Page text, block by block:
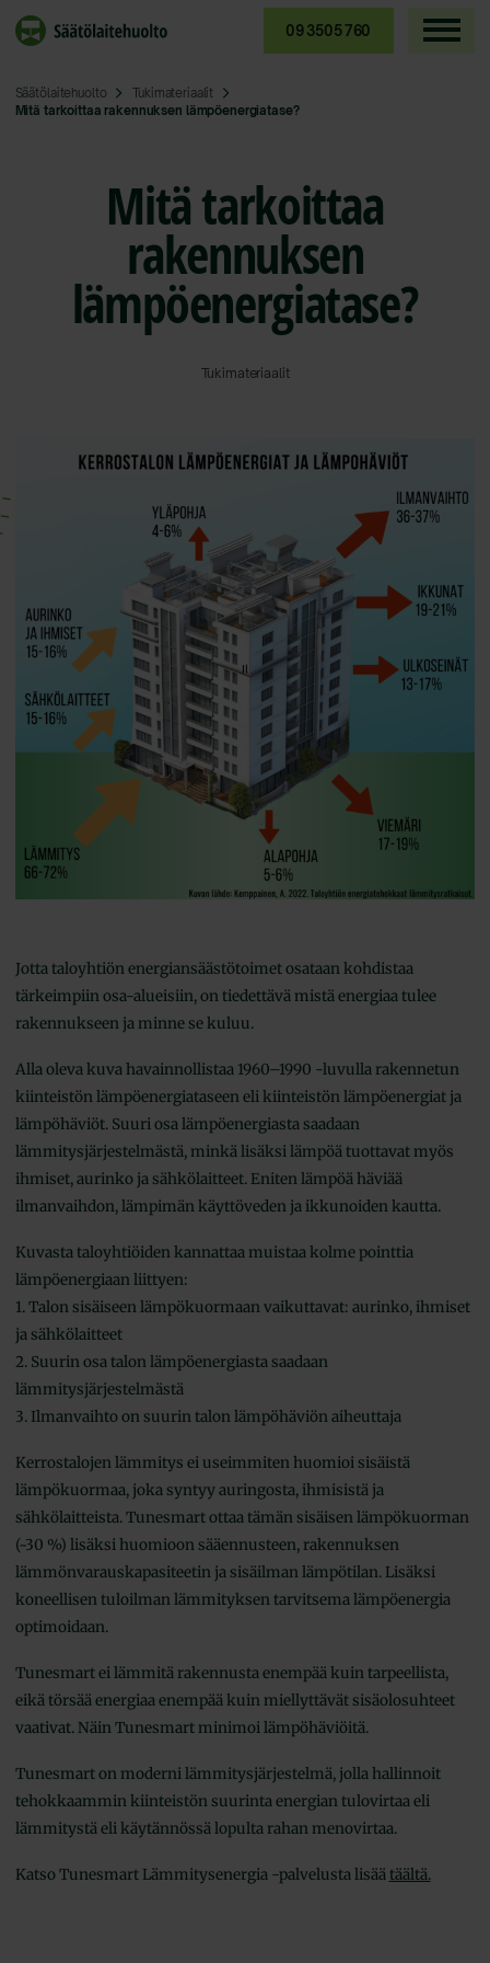
sisältöön
09 3505 760
Mitä tarkoittaa
rakennuksen
lämpöenergiatase?
Tukimateriaalit
Jotta taloyhtiön energiansäästötoimet osataan kohdistaa
tärkeimpiin osa-alueisiin, on tiedettävä mistä energiaa tulee
rakennukseen ja minne se kuluu.
Alla oleva kuva havainnollistaa 1960–1990 -luvulla rakennetun
kiinteistön lämpöenergiataseen eli kiinteistön lämpöenergiat ja
lämpöhäviöt. Suuri osa lämpöenergiasta saadaan
lämmitysjärjestelmästä, minkä lisäksi lämpöä tuottavat myös
ihmiset, aurinko ja sähkölaitteet. Eniten lämpöä häviää
ilmanvaihdon, lämpimän käyttöveden ja ikkunoiden kautta.
Kuvasta taloyhtiöiden kannattaa muistaa kolme pointtia
lämpöenergiaan liittyen:
1. Talon sisäiseen lämpökuormaan vaikuttavat: aurinko, ihmiset
ja sähkölaitteet
2. Suurin osa talon lämpöenergiasta saadaan
lämmitysjärjestelmästä
3. Ilmanvaihto on suurin talon lämpöhäviön aiheuttaja
Kerrostalojen lämmitys ei useimmiten huomioi sisäistä
lämpökuormaa, joka syntyy auringosta, ihmisistä ja
sähkölaitteista. Tunesmart ottaa tämän sisäisen lämpökuorman
(~30 %) lisäksi huomioon sääennusteen, rakennuksen
lämmönvarauskapasiteetin ja sisäilman lämpötilan. Lisäksi
koneellisen tuloilman lämmityksen tarvitsema lämpöenergia
optimoidaan.
Tunesmart ei lämmitä rakennusta enempää kuin tarpeellista,
eikä törsää energiaa enempää kuin miellyttävät sisäolosuhteet
vaativat. Näin Tunesmart minimoi lämpöhäviöitä.
Tunesmart on moderni lämmitysjärjestelmä, jolla hallinnoit
tehokkaammin kiinteistön suurinta energian tulovirtaa eli
lämmitystä eli käytännössä lopulta rahan menovirtaa.
Katso Tunesmart Lämmitysenergia -palvelusta lisää täältä.
Säätölaitehuolto
Tukimateriaalit
Mitä tarkoittaa rakennuksen lämpöenergiatase?